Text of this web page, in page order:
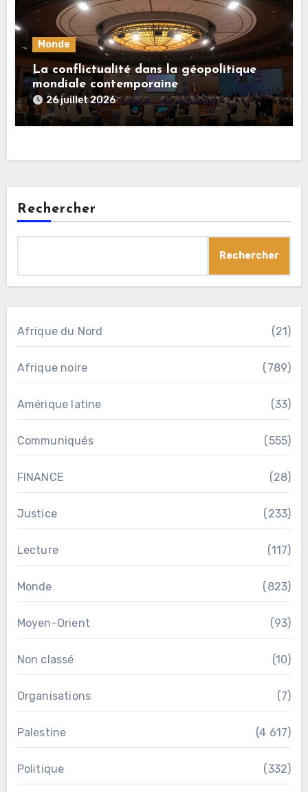
Monde
La conflictualité dans la géopolitique
mondiale contemporaine
26 juillet 2026
Rechercher
Rechercher
Afrique du Nord (21)
Afrique noire (789)
Amérique latine (33)
Communiqués (555)
FINANCE (28)
Justice (233)
Lecture (117)
Monde (823)
Moyen-Orient (93)
Non classé (10)
Organisations (7)
Palestine (4 617)
Politique (332)